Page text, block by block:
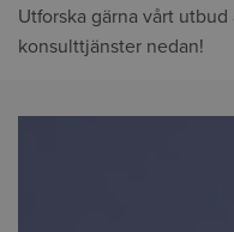
Utforska gärna vårt
konsulttjänster nedan!